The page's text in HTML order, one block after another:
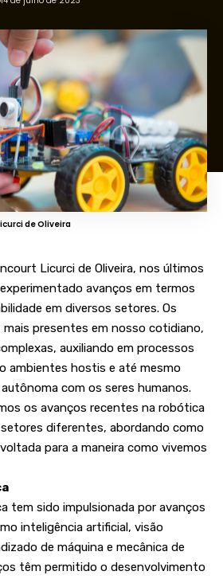
de Oliveira
Licurci de Oliveira, nos últimos
avanços em termos
em diversos setores. Os
presentes em nosso cotidiano,
auxiliando em processos
ambientes hostis e até mesmo
com os seres humanos.
os avanços recentes na robótica
diferentes, abordando como
para a maneira como vivemos
tem sido impulsionada por avanços
inteligência artificial, visão
de máquina e mecânica de
têm permitido o desenvolvimento